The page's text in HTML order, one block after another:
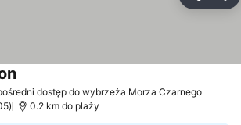
dostęp do wybrzeża Morza Czarnego
0.2 km do plaży